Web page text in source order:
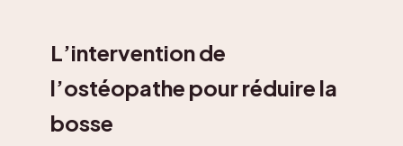
L’intervention de
l’ostéopathe pour réduire la
bosse